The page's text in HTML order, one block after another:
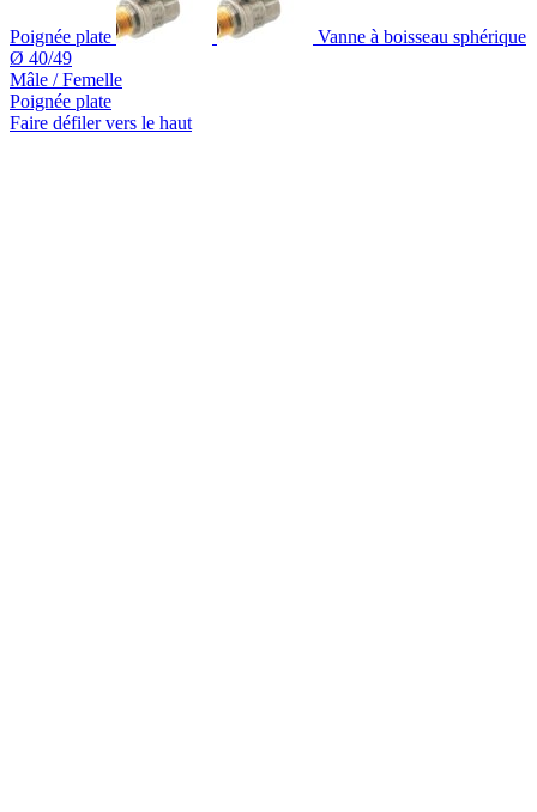
Poignée plate
Vanne à boisseau sphérique
Ø 40/49
Mâle / Femelle
Poignée plate
Faire défiler vers le haut